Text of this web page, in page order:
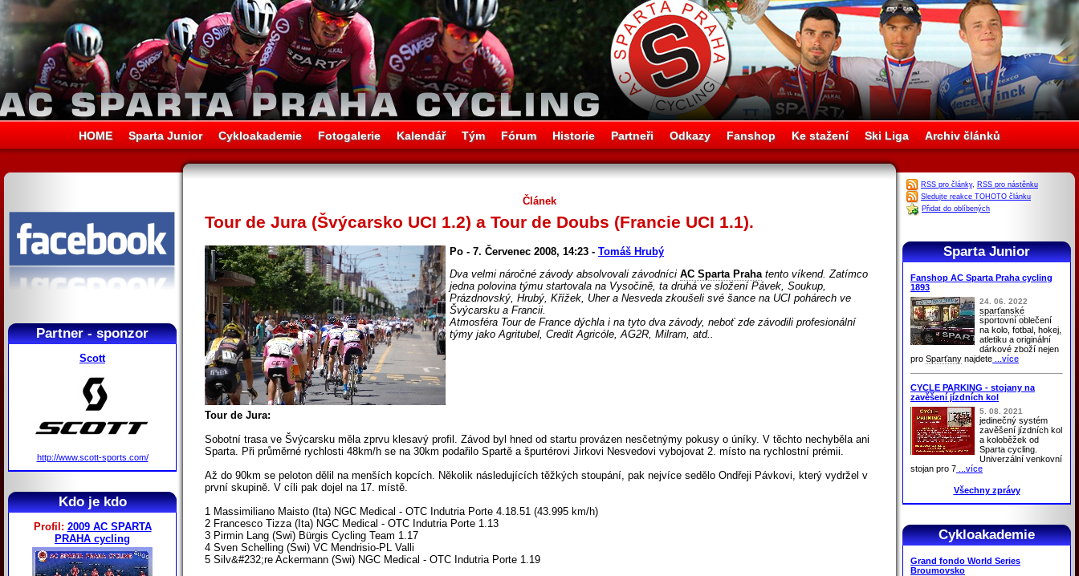
HOME Sparta Junior Cykloakademie Fotogalerie Kalendář Tým Fórum Historie Partneři Odkazy Fanshop Ke stažení Ski Liga Archiv článků
Partner - sponzor
Scott
http://www.scott-sports.com/
Kdo je kdo
Profil: 2009 AC SPARTA
PRAHA cycling
Článek
Tour de Jura (Švýcarsko UCI 1.2) a Tour de Doubs (Francie UCI 1.1).
Po - 7. Červenec 2008, 14:23 - Tomáš Hrubý
Dva velmi náročné závody absolvovali závodníci AC Sparta Prahatento víkend. Zatímco
jedna polovina týmu startovala na Vysočině, ta druhá ve složení Pávek, Soukup,
Prázdnovský, Hrubý, Křížek, Uher a Nesveda zkoušeli své šance na UCI pohárech ve
Švýcarsku a Francii.
Atmosféra Tour de France dýchla i na tyto dva závody, neboť zde závodili profesionální
týmy jako Agritubel, Credit Agricóle, AG2R, Milram, atd..
Tour de Jura:
Sobotní trasa ve Švýcarsku měla zprvu klesavý profil. Závod byl hned od startu provázen nesčetnýmy pokusy o úníky. V těchto nechyběla ani
Sparta. Při průměrné rychlosti 48km/h se na 30km podařilo Spartě a špurtérovi Jirkovi Nesvedovi vybojovat 2. místo na rychlostní prémii.
Až do 90km se peloton dělil na menších kopcích. Několik následujících těžkých stoupání, pak nejvíce sedělo Ondřeji Pávkovi, který vydržel v
první skupině. V cíli pak dojel na 17. místě.
1 Massimiliano Maisto (Ita) NGC Medical - OTC Indutria Porte 4.18.51 (43.995 km/h)
2 Francesco Tizza (Ita) NGC Medical - OTC Indutria Porte 1.13
3 Pirmin Lang (Swi) Bürgis Cycling Team 1.17
4 Sven Schelling (Swi) VC Mendrisio-PL Valli
5 Silv&#232;re Ackermann (Swi) NGC Medical - OTC Indutria Porte 1.19
RSS pro články, RSS pro nástěnku
Sledujte reakce TOHOTO článku
Přidat do oblíbených
Sparta Junior
Fanshop AC Sparta Praha cycling
1893
24. 06. 2022
sparťanské
sportovní oblečení
na kolo, fotbal, hokej,
atletiku a originální
dárkové zboží nejen
pro Sparťany najdete ...více
CYCLE PARKING - stojany na
zavěšení jízdních kol
5. 08. 2021
jedinečný systém
zavěšení jízdních kol
a koloběžek od
Sparta cycling.
Univerzální venkovní
stojan pro 7 ...více
Všechny zprávy
Cykloakademie
Grand fondo World Series
Broumovsko